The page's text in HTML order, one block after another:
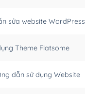
sửa website WordPress
Theme Flatsome
dẫn sử dụng Website